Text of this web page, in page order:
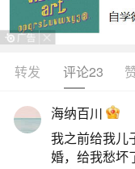
1、开财库。
无法进来，所以不
到钱。求财当有源
入。开财门者，
都有一个财库，
转发 评论23
海纳百川
我之前给我儿
婚，给我愁坏